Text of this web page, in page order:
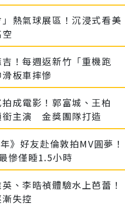
熱氣球展區！沉浸式看美
！每週返新竹「重機跑
板車摔慘
成電影！郭富城、王柏
銜主演 金獎團隊打造
》好友赴倫敦拍MV圓夢！
慘僅睡1.5小時
、李晧禎體驗水上芭蕾！
失控